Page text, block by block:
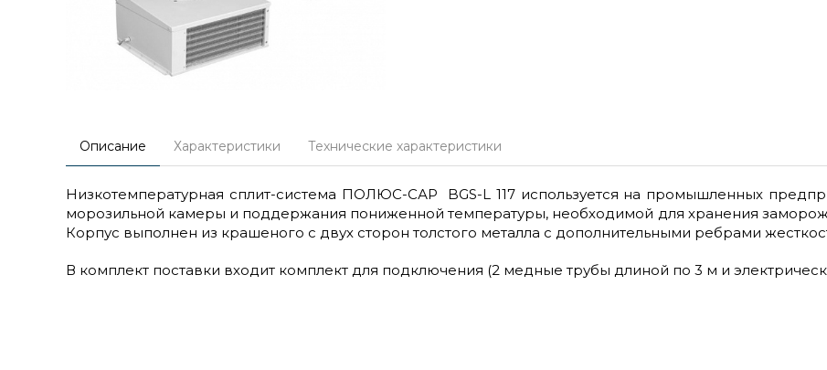
Описание Характеристики Технические характеристики
Низкотемпературная сплит-система ПОЛЮС-САР BGS-L 117 используется на промышленных
морозильной камеры и поддержания пониженной температуры, необходимой для хранения
Корпус выполнен из крашеного с двух сторон толстого металла с дополнительными ребрами
В комплект поставки входит комплект для подключения (2 медные трубы длиной по 3 м и